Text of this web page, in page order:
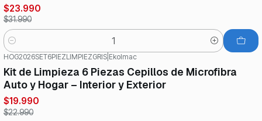
$23.990
$31.990
Cantidad
HOG2026SET6PIEZLIMPIEZGRIS Ekolmac
Kit de Limpieza 6 Piezas Cepillos de Microfibra
Auto y Hogar – Interior y Exterior
$19.990
$22.990